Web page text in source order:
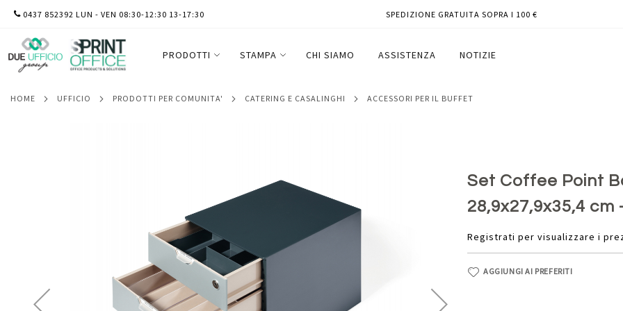
SALTA
CONTENUTO
0437 852392 LUN - VEN 08:30-12:30 13-17:30 SPEDIZIONE GRATUITA SOPRA I 100 €
PRODOTTI STAMPA CHI SIAMO ASSISTENZA NOTIZIE
HOME UFFICIO PRODOTTI PER COMUNITA' CATERING E CASALINGHI ACCESSORI PER IL BUFFET
Set Coffee Point
28,9x27,9x35,4
Registrati per visualizzare i
AGGIUNGI AI PREFERITI
Set Coffee Point Box - 2 organizer inclusi - 28,9x27,9x35,4 cm - ABS - grigio -
Durable